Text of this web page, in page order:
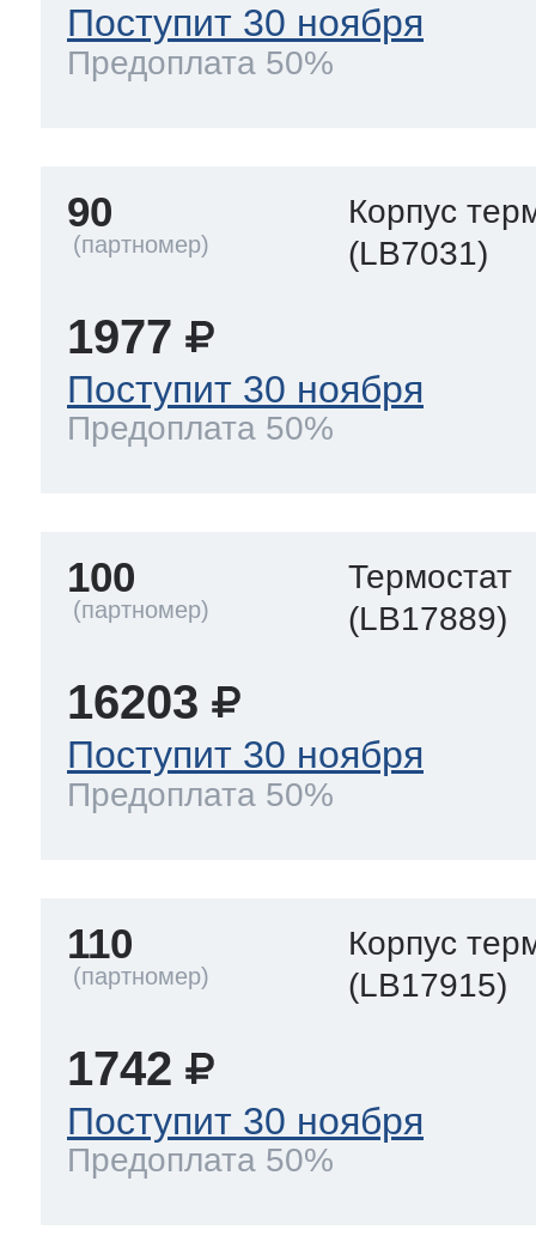
Поступит 30 ноября
Предоплата 50%
90
Корпус
(LB7031)
1977
Поступит 30 ноября
Предоплата 50%
100
Термостат
(LB17889)
16203
Поступит 30 ноября
Предоплата 50%
110
Корпус
(LB17915)
1742
Поступит 30 ноября
Предоплата 50%